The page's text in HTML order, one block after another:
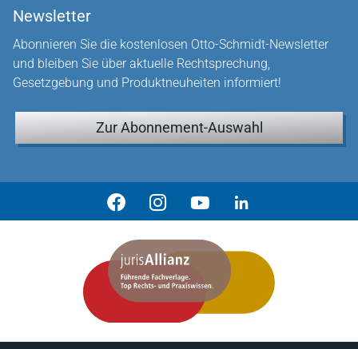
Newsletter
Abonnieren Sie die kostenlosen Otto-Schmidt-Newsletter
und bleiben Sie über aktuelle Rechtsprechung,
Gesetzgebung und Produktneuheiten informiert!
Zur Abonnement-Auswahl